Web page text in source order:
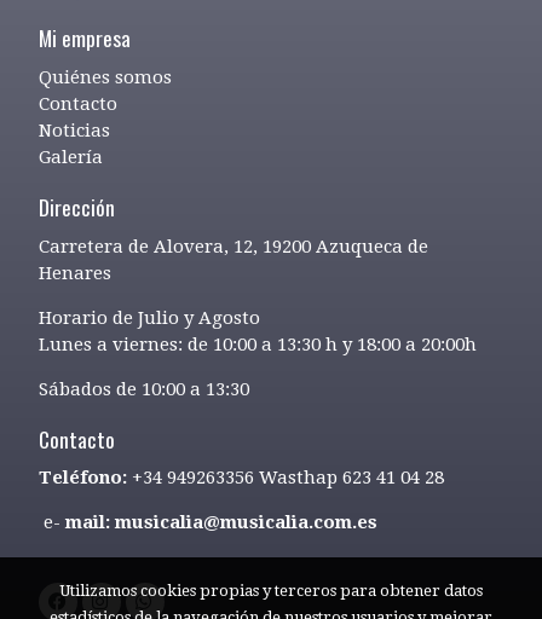
Mi empresa
Quiénes somos
Contacto
Noticias
Galería
Dirección
Carretera de Alovera, 12, 19200 Azuqueca de
Henares
Horario de Julio y Agosto
Lunes a viernes: de 10:00 a 13:30 h y 18:00 a 20:00h
Sábados de 10:00 a 13:30
Contacto
Teléfono: +34 949263356 Wasthap 623 41 04 28
e-mail: musicalia@musicalia.com.es
Utilizamos cookies propias y terceros para obtener datos